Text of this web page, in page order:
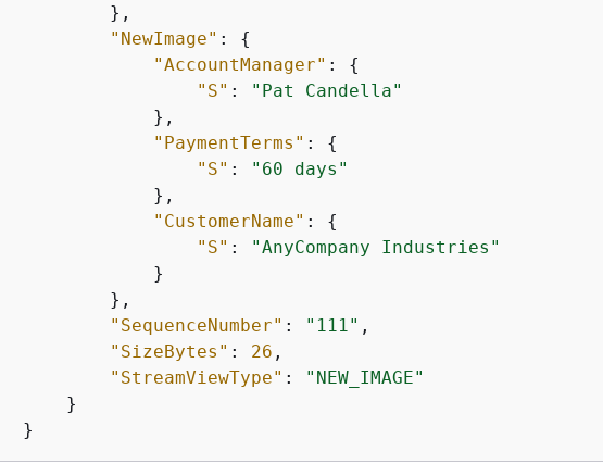
          },
"NewImage" : {
"AccountManager" : {
"S" :
"Pat Candella"
              },
"PaymentTerms" : {
"S" :
"60 days"
              },
"CustomerName" : {
"S" :
"AnyCompany Industries"
              }
          },
"SequenceNumber" : "111" ,
"SizeBytes" : 26 ,
"StreamViewType" :
"NEW_IMAGE"
      }
  }